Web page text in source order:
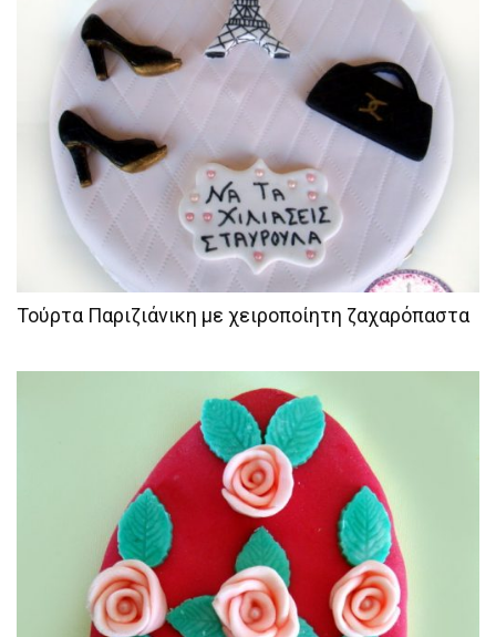
Τούρτα Παριζιάνικη με χειροποίητη ζαχαρόπαστα